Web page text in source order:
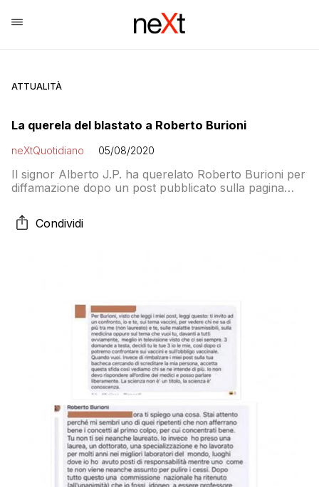
ATTUALITÀ
La querela del blastato a Roberto Burioni
neXtQuotidiano 05/08/2020
Il signor Alberto J.P. ha querelato Roberto Burioni per
diffamazione dopo un post pubblicato sulla pagina
botta e risposta tra i commenti della pagina
Condividi